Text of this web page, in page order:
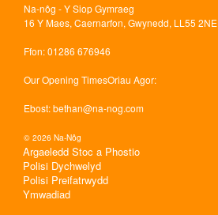
Na-nôg - Y Siop Gymraeg
16 Y Maes, Caernarfon, Gwynedd, LL55 2NE
Ffon: 01286 676946
Our Opening TimesOriau Agor:
Ebost:bethan@na-nog.com
© 2026 Na-Nôg
Argaeledd Stoc a Phostio
Polisi Dychwelyd
Polisi Preifatrwydd
Ymwadiad